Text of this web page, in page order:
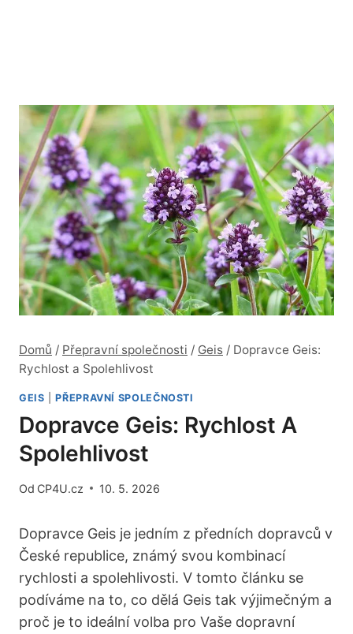
Domů / Přepravní společnosti / Geis / Dopravce Geis:
Rychlost a Spolehlivost
GEIS |PŘEPRAVNÍ SPOLEČNOSTI
Dopravce Geis: Rychlost A
Spolehlivost
Od CP4U.cz 10. 5. 2026
Dopravce Geis je jedním z předních dopravců v
České republice, známý svou kombinací
rychlosti a spolehlivosti. V tomto článku se
podíváme na to, co dělá Geis tak výjimečným a
proč je to ideální volba pro Vaše dopravní